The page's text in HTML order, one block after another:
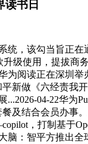
读书日​
，该勾当旨正在
升级使用，提拔商
为阅读正在深圳举
新做《六经责我
...2026-04-22华为
及结合会员办事
，打制基于
脑：智平方推出全